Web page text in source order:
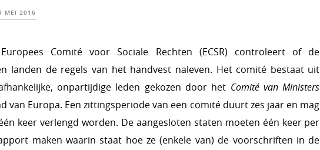
MEI 2016
Comité voor Sociale Rechten (ECSR) controleert of de
landen de regels van het handvest naleven. Het comité bestaat uit
, onpartijdige leden gekozen door het Comité vanMinisters
van Europa. Een zittingsperiode van een comité duurt zes jaar en mag
keer verlengd worden. De aangesloten staten moeten één keer per
maken waarin staat hoe ze (enkele van) de voorschriften in de